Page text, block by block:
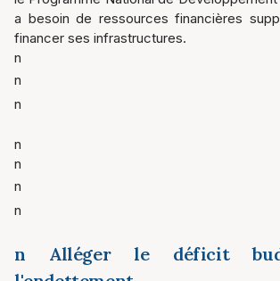
a besoin de ressources financières
financer ses infrastructures.
n
n
n
n
n
n
n
n Alléger le déficit